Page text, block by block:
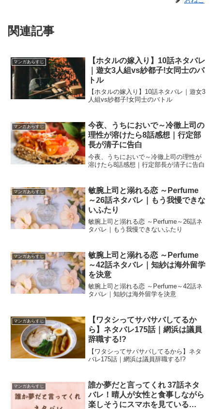
関連記事
マンガあらすじ
【ホタルの嫁入り】10話ネタバレ
｜遊女3人組vs紗都子!女同士のバ
トル
【ホタルの嫁入り】10話ネタバレ｜遊女3
人組vs紗都子!女同士のバトル
マンガあらすじ
今夜、うちにおいで～冷徹上司の
理性が溶けたら8話感想｜行定部
長が清子に告白
今夜、うちにおいで～冷徹上司の理性が
溶けたら8話感想｜行定部長が清子に告白
マンガあらすじ
敏腕上司と溺れる恋 ～Perfume
～26話ネタバレ｜もう我慢できな
いふたり
敏腕上司と溺れる恋 ～Perfume～26話ネ
タバレ｜もう我慢できないふたり
マンガあらすじ
敏腕上司と溺れる恋 ～Perfume
～42話ネタバレ｜知紗は海外留学
を決意
敏腕上司と溺れる恋 ～Perfume～42話ネ
タバレ｜知紗は海外留学を決意
マンガあらすじ
【ワタシってサバサバしてるか
ら】ネタバレ175話｜網浜は議員
辞職する!?
【ワタシってサバサバしてるから】ネタ
バレ175話｜網浜は議員辞職する!?
マンガあらすじ
誰か夢だと言ってくれ 37話ネタ
バレ！晴人が女性と食事しながら
楽しそうにスマホを見ている…